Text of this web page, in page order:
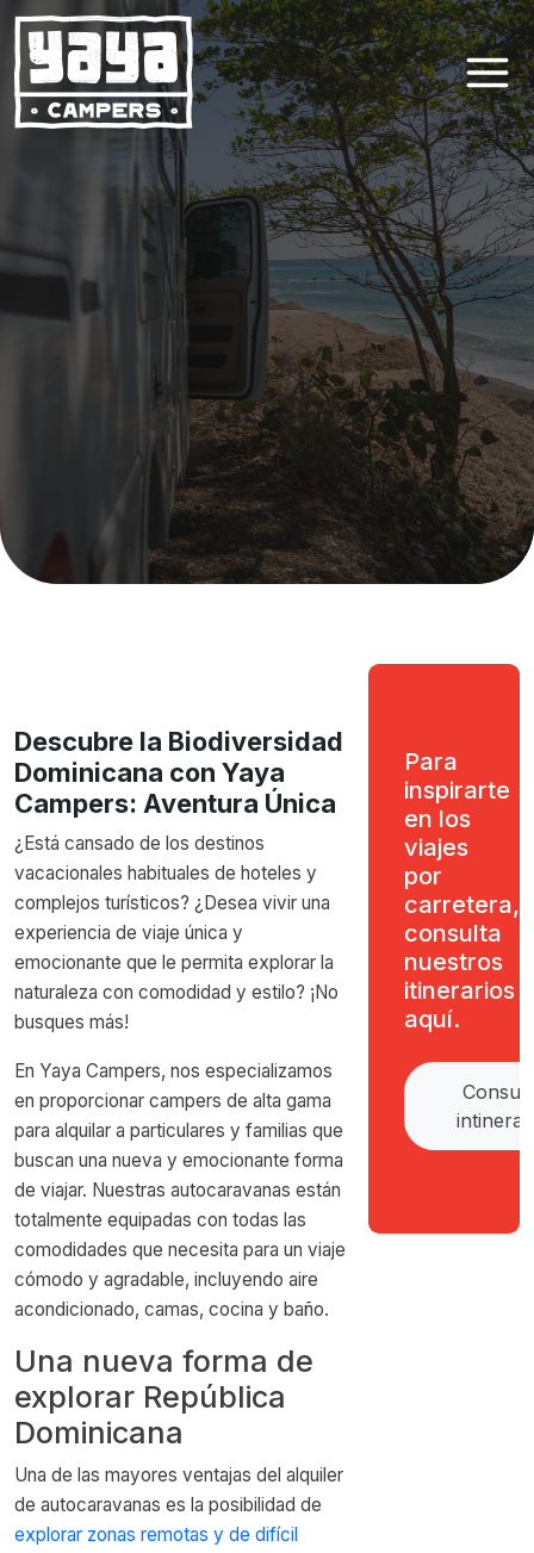
Descubre la Biodiversidad
Dominicana con Yaya
Campers: Aventura Única
¿Está cansado de los destinos
vacacionales habituales de hoteles y
complejos turísticos? ¿Desea vivir una
experiencia de viaje única y
emocionante que le permita explorar la
naturaleza con comodidad y estilo? ¡No
busques más!
En Yaya Campers, nos especializamos
en proporcionar campers de alta gama
para alquilar a particulares y familias que
buscan una nueva y emocionante forma
de viajar. Nuestras autocaravanas están
totalmente equipadas con todas las
comodidades que necesita para un viaje
cómodo y agradable, incluyendo aire
acondicionado, camas, cocina y baño.
Una nueva forma de
explorar República
Dominicana
Una de las mayores ventajas del alquiler
de autocaravanas es la posibilidad de
explorar zonas remotas y de difícil
Para
inspirarte
en los
viajes
por
carretera,
consulta
nuestros
itinerarios
aquí.